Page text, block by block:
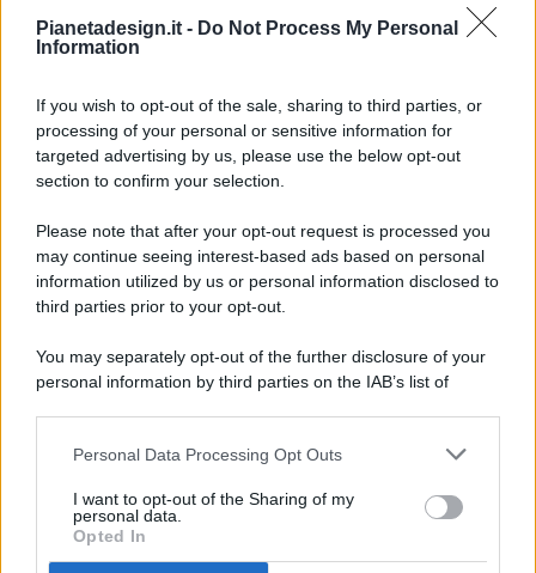
Pianetadesign.it - Do Not Process My Personal
Information
If you wish to opt-out of the sale, sharing to third parties, or
processing of your personal or sensitive information for
targeted advertising by us, please use the below opt-out
section to confirm your selection.
Please note that after your opt-out request is processed you
may continue seeing interest-based ads based on personal
information utilized by us or personal information disclosed to
third parties prior to your opt-out.
You may separately opt-out of the further disclosure of your
personal information by third parties on the IAB’s list of
This information may also be disclosed by us to third parties
disclose it to other third parties.
Personal Data Processing Opt Outs
I want to opt-out of the Sharing of my
personal data.
Opted In
© 2026 - Pianeta Design - P.IVA 04827280654 - Testata
Registrata Al Tribunale Di Nocera Inferiore N. 8/2020 - RG N.
ISCRIZIONE AL ROC N. 35792 – ISCRITTA ALL’ANSO
(ASSOCIAZIONE NAZIONALE STAMPA ONLINE)
PREFERENZE PRIVACY